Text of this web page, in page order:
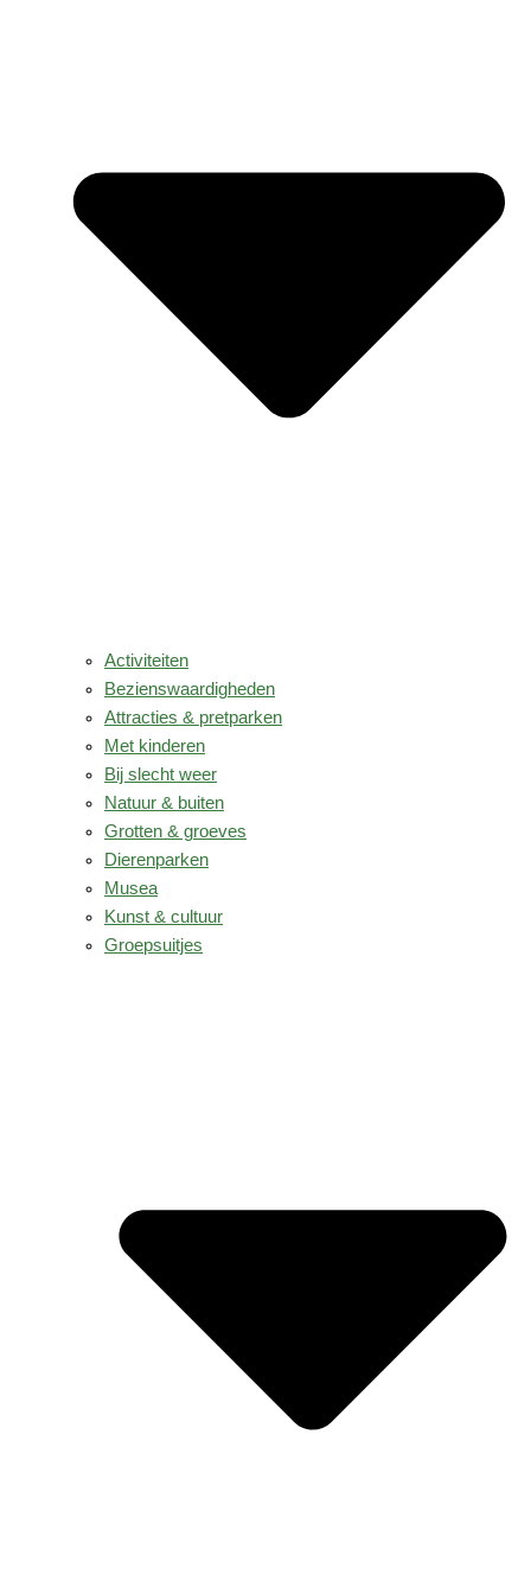
Activiteiten
Bezienswaardigheden
Attracties & pretparken
Met kinderen
Bij slecht weer
Natuur & buiten
Grotten & groeves
Dierenparken
Musea
Kunst & cultuur
Groepsuitjes